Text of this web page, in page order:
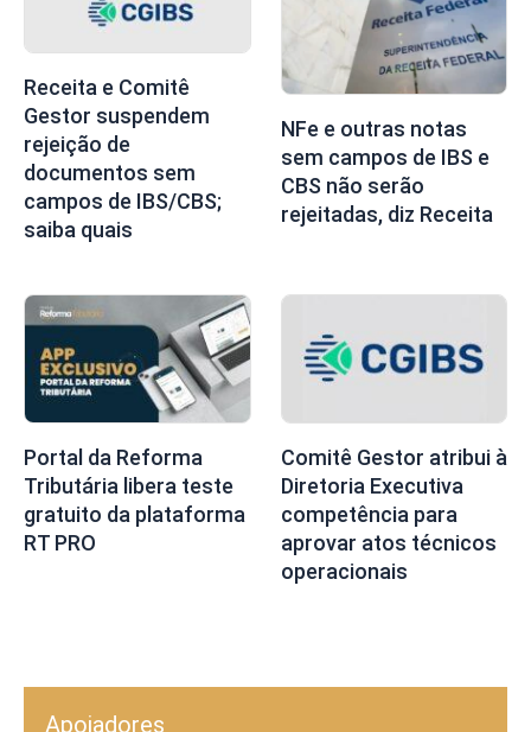
Receita e Comitê
Gestor suspendem
rejeição de
documentos sem
campos de IBS/CBS;
saiba quais
NFe e outras notas
sem campos de IBS e
CBS não serão
rejeitadas, diz Receita
Portal da Reforma
Tributária libera teste
gratuito da plataforma
RT PRO
Comitê Gestor atribui à
Diretoria Executiva
competência para
aprovar atos técnicos
operacionais
Apoiadores